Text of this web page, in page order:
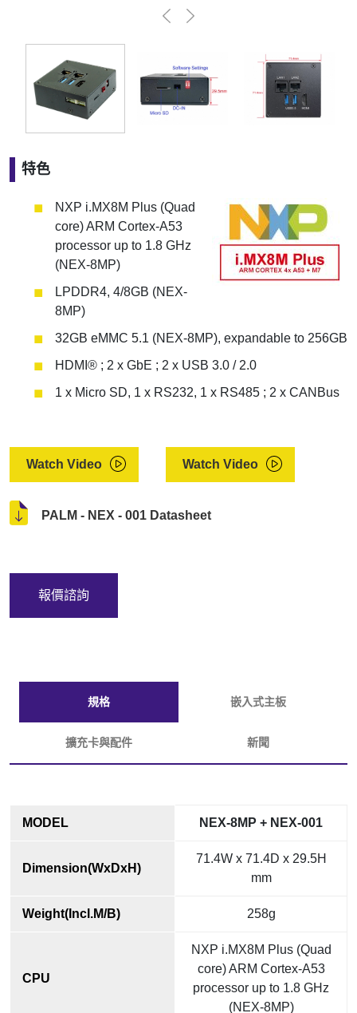
特色
NXP i.MX8M Plus (Quad
core) ARM Cortex-A53
processor up to 1.8 GHz
(NEX-8MP)
LPDDR4, 4/8GB (NEX-
8MP)
32GB eMMC 5.1 (NEX-8MP), expandable to 256GB
HDMI® ; 2 x GbE ; 2 x USB 3.0 / 2.0
1 x Micro SD, 1 x RS232, 1 x RS485 ; 2 x CANBus
Watch Video Watch Video
PALM - NEX - 001 Datasheet
報價諮詢
規格 嵌入式主板
擴充卡與配件 新聞
MODEL NEX-8MP + NEX-001
Dimension(WxDxH)
71.4W x 71.4D x 29.5H
mm
Weight(Incl.M/B) 258g
CPU
NXP i.MX8M Plus (Quad
core) ARM Cortex-A53
processor up to 1.8 GHz
(NEX-8MP)